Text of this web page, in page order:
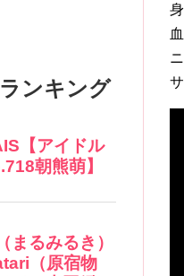
ンキング